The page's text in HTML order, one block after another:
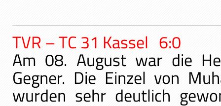
TVR – TC 31 Kassel 6:0
Am 08. August war die
Gegner. Die Einzel von
wurden sehr deutlich